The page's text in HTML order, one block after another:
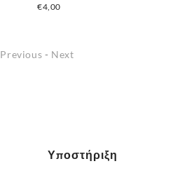
€4,00
Previous - Next
Υποστήριξη